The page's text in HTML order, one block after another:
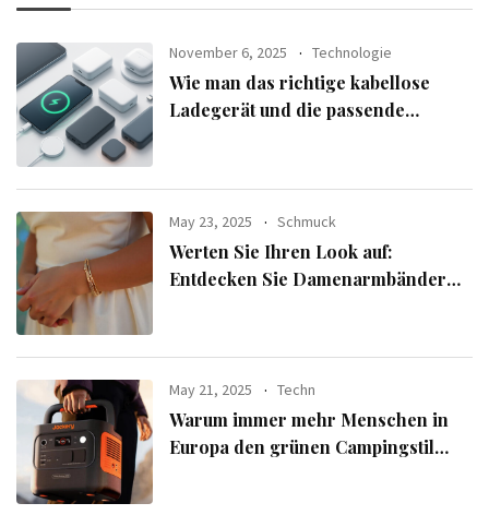
November 6, 2025 Technologie
Wie man das richtige kabellose
Ladegerät und die passende
May 23, 2025 Schmuck
Werten Sie Ihren Look auf:
Entdecken Sie Damenarmbänder
May 21, 2025 Techn
Warum immer mehr Menschen in
Europa den grünen Campingstil